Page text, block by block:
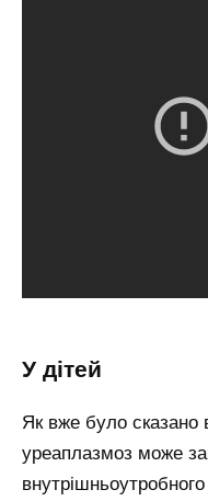
У дітей
Як вже було сказано
уреаплазмоз може
внутрішньоутробного